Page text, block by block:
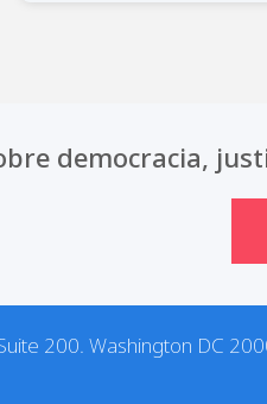
democracia,
200. Washington DC